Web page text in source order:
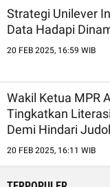
Strategi Unilever
Data Hadapi
20 FEB 2025, 16:59 WIB
Wakil Ketua MPR
Tingkatkan
Demi Hindari Judol
20 FEB 2025, 16:11 WIB